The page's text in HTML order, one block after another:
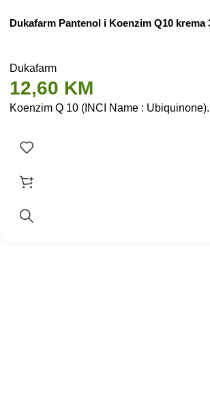
Dukafarm Pantenol i Koenzim Q10 krema
Dukafarm
12,60 KM
Koenzim Q 10 (INCI Name :